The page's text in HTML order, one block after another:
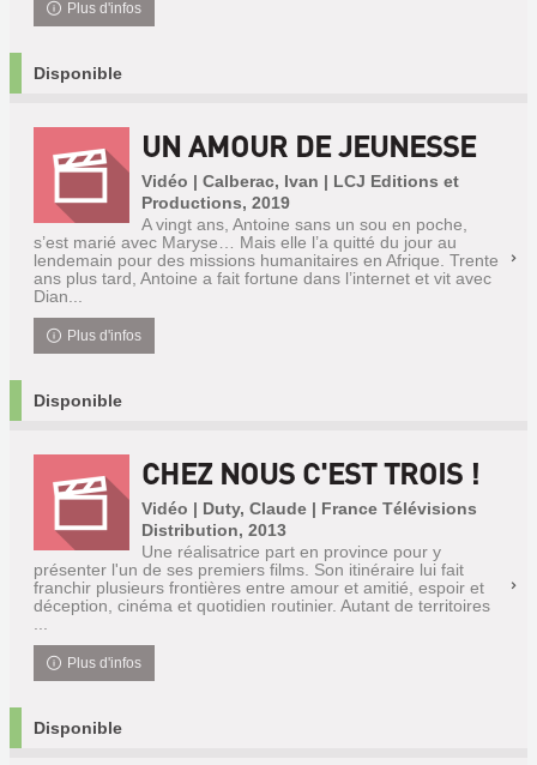
Plus d'infos
Disponible
UN AMOUR DE JEUNESSE
Vidéo | Calberac, Ivan | LCJ Editions et
Productions, 2019
A vingt ans, Antoine sans un sou en poche,
s’est marié avec Maryse… Mais elle l’a quitté du jour au
lendemain pour des missions humanitaires en Afrique. Trente
ans plus tard, Antoine a fait fortune dans l’internet et vit avec
Dian...
Plus d'infos
Disponible
CHEZ NOUS C'EST TROIS !
Vidéo | Duty, Claude | France Télévisions
Distribution, 2013
Une réalisatrice part en province pour y
présenter l'un de ses premiers films. Son itinéraire lui fait
franchir plusieurs frontières entre amour et amitié, espoir et
déception, cinéma et quotidien routinier. Autant de territoires
Plus d'infos
Disponible